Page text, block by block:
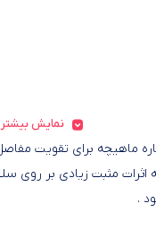
نمایش بیشتر
برای تقویت
مثبت زیادی بر روی
.